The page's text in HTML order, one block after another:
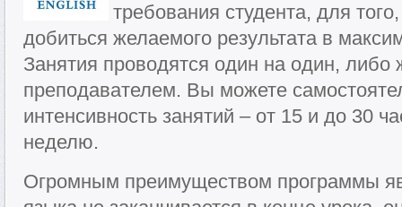
требования студента, для
добиться желаемого результата в
Занятия проводятся один на один, либо
преподавателем. Вы можете
интенсивность занятий – от 15 и до 30
неделю.
Огромным преимуществом программы